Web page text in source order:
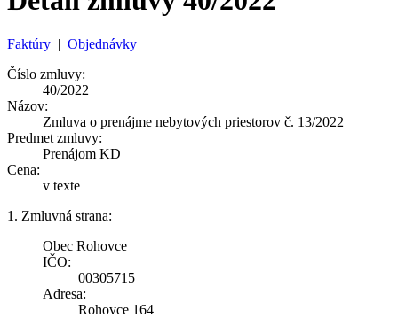
Faktúry | Objednávky
Číslo zmluvy:
40/2022
Názov:
Zmluva o prenájme nebytových priestorov č. 13/2022
Predmet zmluvy:
Prenájom KD
Cena:
v texte
1. Zmluvná strana:
Obec Rohovce
IČO:
00305715
Adresa:
Rohovce 164